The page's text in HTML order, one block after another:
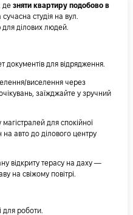
де зняти квартиру подобово в
студія на вул.
для ділових людей.
документів для відрядження.
виселення через
заїжджайте у зручний
для спокійної
на авто до ділового центру
відкриту терасу на даху —
на свіжому повітрі.
для роботи.